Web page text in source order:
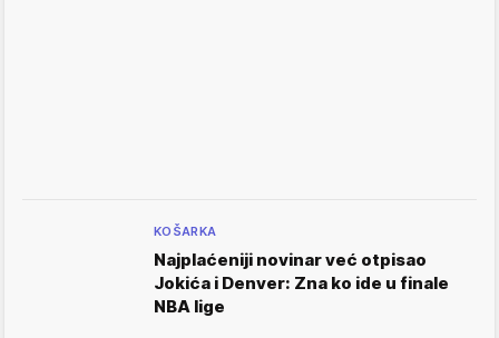
KOŠARKA
Najplaćeniji novinar već otpisao
Jokića i Denver: Zna ko ide u finale
NBA lige